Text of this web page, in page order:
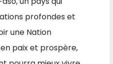
profondes et
une Nation
paix et prospère,